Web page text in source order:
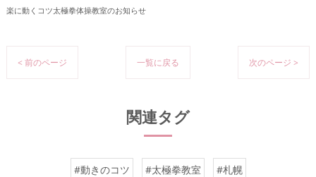
楽に動くコツ太極拳体操教室のお知らせ
< 前のページ 一覧に戻る 次のページ >
関連タグ
#動きのコツ #太極拳教室 #札幌